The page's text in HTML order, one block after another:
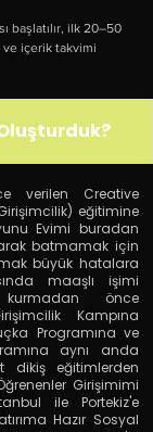
başlatılır, ilk 20–50
ve içerik takvimi
verilen Creative
) eğitimine
Evimi buradan
batmamak için
büyük hatalara
maaşlı işimi
önce
Kampına
Programına ve
na aynı anda
dikiş eğitimlerden
Girişimimi
ile Portekiz'e
Hazır Sosyal